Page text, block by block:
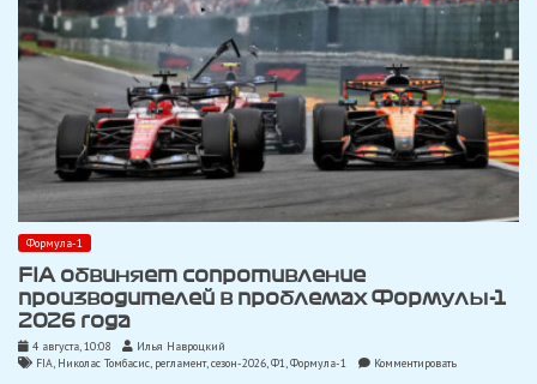
Формула-1
FIA обвиняет сопротивление
производителей в проблемах Формулы-1
2026 года
4 августа, 10:08
Илья Навроцкий
FIA, Николас Томбасис, регламент,сезон-2026,Ф1,Формула-1 Комментироватьon